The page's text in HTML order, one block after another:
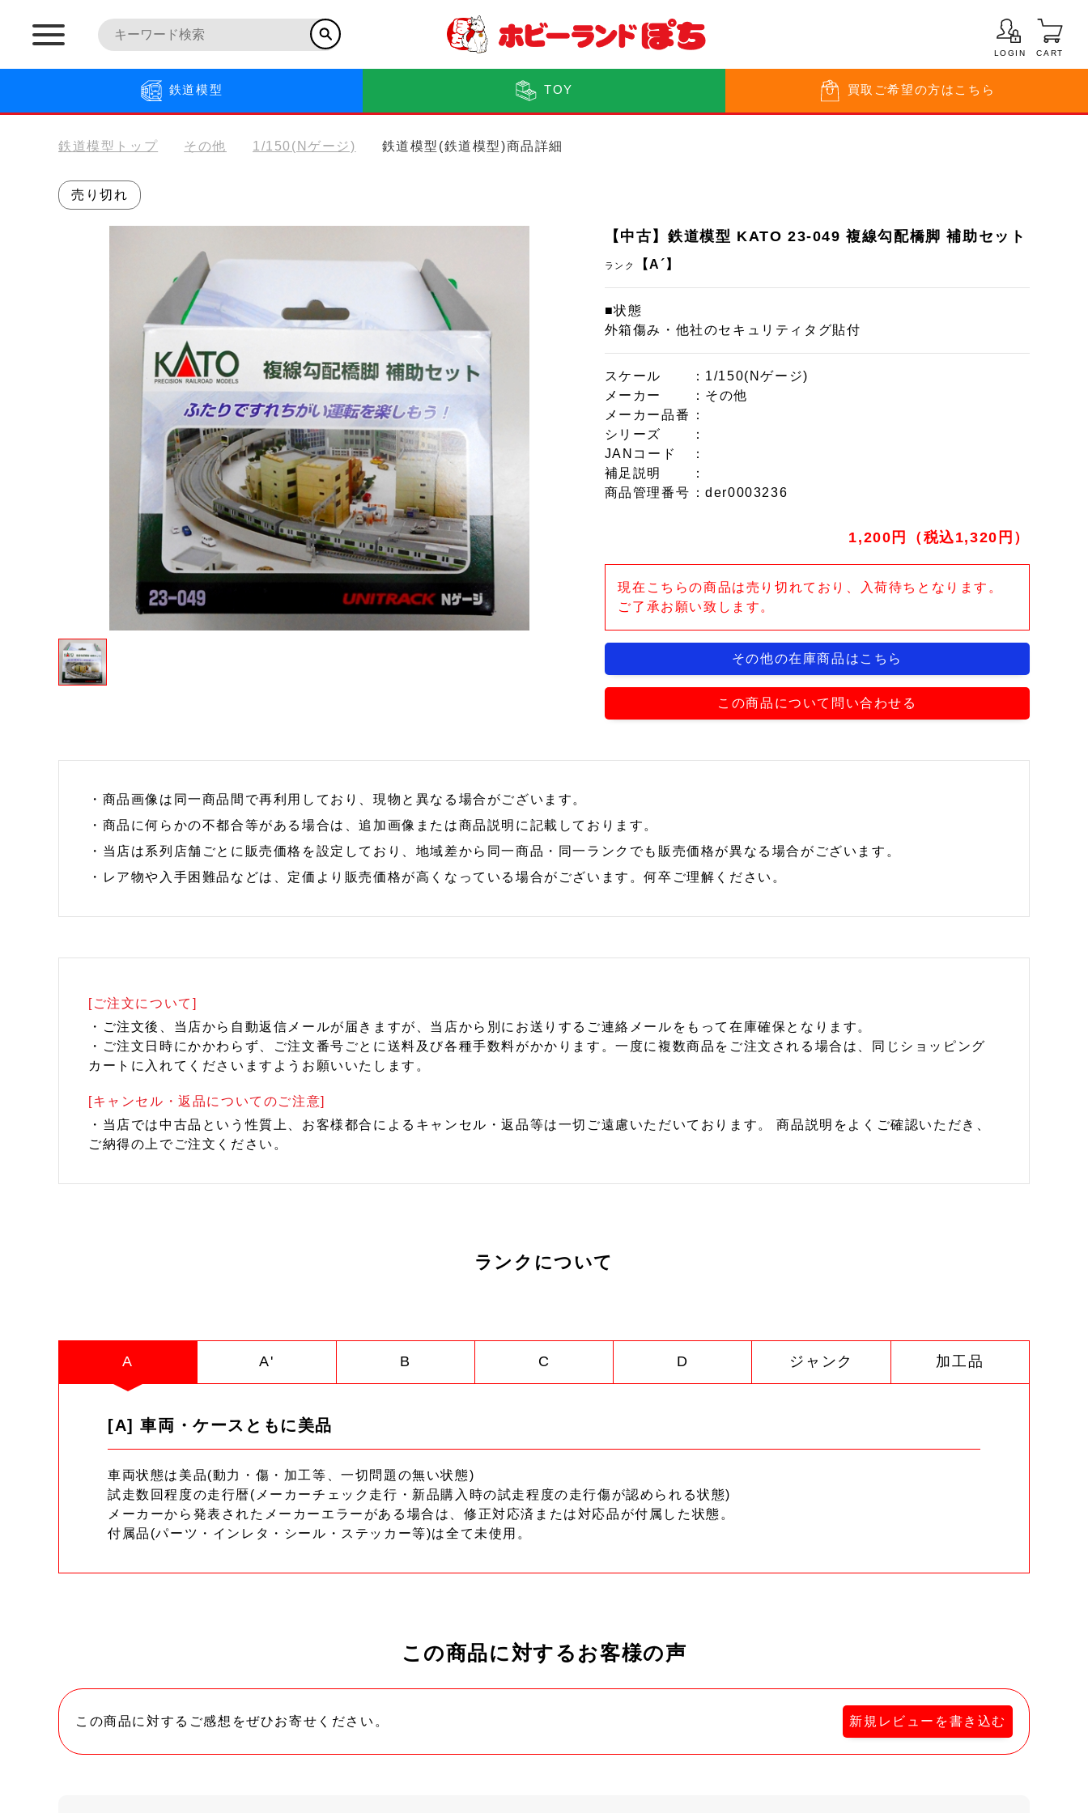
LOGIN CART
鉄道模型 TOY 買取 ご希望の方はこちら
鉄道模型トップ その他 1/150(Nゲージ) 鉄道模型(鉄道模型)商品詳細
売り切れ
【中古】鉄道模型 KATO 23-049 複線勾配橋脚 補助セット
ランク 【A´】
■状態
外箱傷み・他社のセキュリティタグ貼付
スケール
：1/150(Nゲージ)
メーカー
：その他
メーカー品番
：
シリーズ
：
JANコード
：
補足説明
：
商品管理番号 ：der0003236
1,200円（税込1,320円）
現在こちらの商品は売り切れており、入荷待ちとなります。
ご了承お願い致します。
その他の在庫商品はこちら
この商品について問い合わせる
・商品画像は同一商品間で再利用しており、現物と異なる場合がございます。
・商品に何らかの不都合等がある場合は、追加画像または商品説明に記載しております。
・当店は系列店舗ごとに販売価格を設定しており、地域差から同一商品・同一ランクでも販売価格が異なる場合がございます。
・レア物や入手困難品などは、定価より販売価格が高くなっている場合がございます。何卒ご理解ください。
[ご注文について]
・ご注文後、当店から自動返信メールが届きますが、当店から別にお送りするご連絡メールをもって在庫確保となります。
・ご注文日時にかかわらず、ご注文番号ごとに送料及び各種手数料がかかります。一度に複数商品をご注文される場合は、同じショッピング
カートに入れてくださいますようお願いいたします。
[キャンセル・返品についてのご注意]
・当店では中古品という性質上、お客様都合によるキャンセル・返品等は一切ご遠慮いただいております。 商品説明をよくご確認いただき、
ご納得の上でご注文ください。
ランクについて
A A' B C D ジャンク 加工品
[A] 車両・ケースともに美品
車両状態は美品(動力・傷・加工等、一切問題の無い状態)
試走数回程度の走行暦(メーカーチェック走行・新品購入時の試走程度の走行傷が認められる状態)
メーカーから発表されたメーカーエラーがある場合は、修正対応済または対応品が付属した状態。
付属品(パーツ・インレタ・シール・ステッカー等)は全て未使用。
この商品に対するお客様の声
この商品に対するご感想をぜひお寄せください。 新規レビューを書き込む